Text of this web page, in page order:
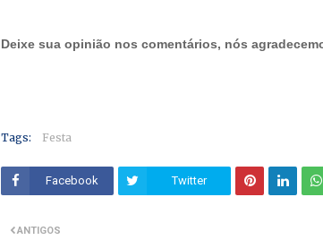
Deixe sua opinião nos comentários, nós
Tags: Festa
Facebook Twitter
ANTIGOS